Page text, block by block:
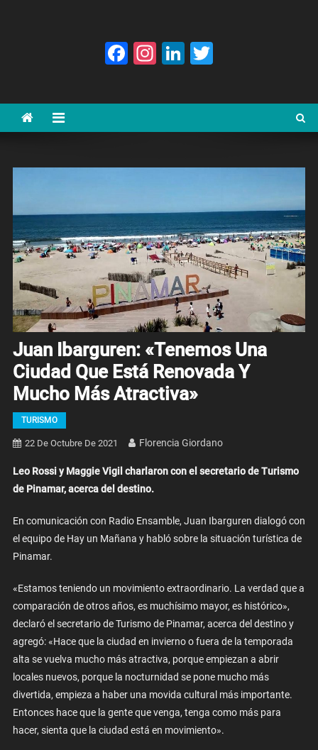
Facebook
Instagram
LinkedIn
Juan Ibarguren: «Tenemos Una
Ciudad Que Está Renovada Y
Mucho Más Atractiva»
TURISMO
22 De Octubre De 2021 Florencia Giordano
Leo Rossi y Maggie Vigil charlaron con el secretario de Turismo
de Pinamar, acerca del destino.
En comunicación con Radio Ensamble, Juan Ibarguren dialogó con
el equipo de Hay un Mañana y habló sobre la situación turística de
Pinamar.
«Estamos teniendo un movimiento extraordinario. La verdad que a
comparación de otros años, es muchísimo mayor, es histórico»,
declaró el secretario de Turismo de Pinamar, acerca del destino y
agregó: «Hace que la ciudad en invierno o fuera de la temporada
alta se vuelva mucho más atractiva, porque empiezan a abrir
locales nuevos, porque la nocturnidad se pone mucho más
divertida, empieza a haber una movida cultural más importante.
Entonces hace que la gente que venga, tenga como más para
hacer, sienta que la ciudad está en movimiento».